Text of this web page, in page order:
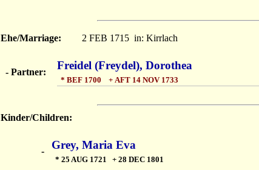
Ehe/Marriage: 2 FEB 1715 in: Kirrlach
- Partner:
Freidel (Freydel), Dorothea
* BEF 1700 + AFT 14 NOV 1733
Kinder/Children:
- Grey, Maria Eva
* 25 AUG 1721 + 28 DEC 1801